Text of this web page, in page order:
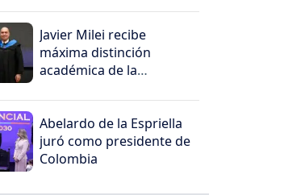
Javier Milei recibe
máxima distinción
académica de la
Cali
Abelardo de la Espriella
juró como presidente de
Colombia